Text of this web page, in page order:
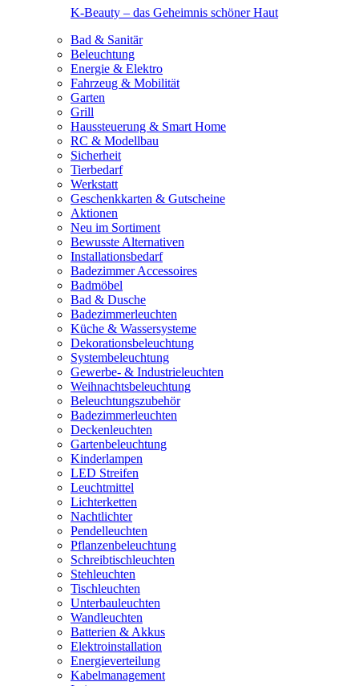
K-Beauty – das Geheimnis schöner Haut
Bad & Sanitär
Beleuchtung
Energie & Elektro
Fahrzeug & Mobilität
Garten
Grill
Haussteuerung & Smart Home
RC & Modellbau
Sicherheit
Tierbedarf
Werkstatt
Geschenkkarten & Gutscheine
Aktionen
Neu im Sortiment
Bewusste Alternativen
Installationsbedarf
Badezimmer Accessoires
Badmöbel
Bad & Dusche
Badezimmerleuchten
Küche & Wassersysteme
Dekorationsbeleuchtung
Systembeleuchtung
Gewerbe- & Industrieleuchten
Weihnachtsbeleuchtung
Beleuchtungszubehör
Badezimmerleuchten
Deckenleuchten
Gartenbeleuchtung
Kinderlampen
LED Streifen
Leuchtmittel
Lichterketten
Nachtlichter
Pendelleuchten
Pflanzenbeleuchtung
Schreibtischleuchten
Stehleuchten
Tischleuchten
Unterbauleuchten
Wandleuchten
Batterien & Akkus
Elektroinstallation
Energieverteilung
Kabelmanagement